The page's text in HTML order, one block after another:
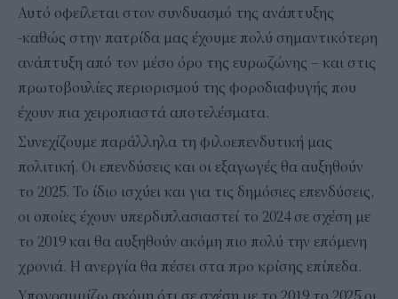
Αυτό οφείλεται στον συνδυασμό της ανάπτυξης
-καθώς στην πατρίδα μας έχουμε πολύ σημαντικότερη
ανάπτυξη από τον μέσο όρο της ευρωζώνης – και στις
πρωτοβουλίες περιορισμού της φοροδιαφυγής που
έχουν πια χειροπιαστά αποτελέσματα.
Συνεχίζουμε παράλληλα τη φιλοεπενδυτική μας
πολιτική. Οι επενδύσεις και οι εξαγωγές θα αυξηθούν
το 2025. Το ίδιο ισχύει και για τις δημόσιες επενδύσεις,
οι οποίες έχουν υπερδιπλασιαστεί το 2024 σε σχέση με
το 2019 και θα αυξηθούν ακόμη πιο πολύ την επόμενη
χρονιά. Η ανεργία θα πέσει στα προ κρίσης επίπεδα.